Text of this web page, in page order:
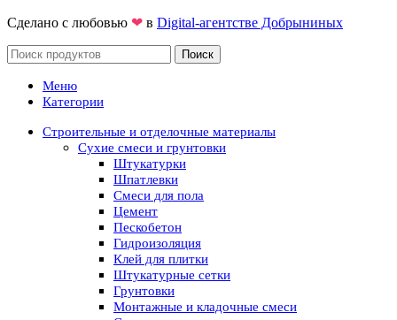
Сделано с любовью ❤ в Digital-агентстве Добрыниных
Поиск
Меню
Категории
Строительные и отделочные материалы
Сухие смеси и грунтовки
Штукатурки
Шпатлевки
Смеси для пола
Цемент
Пескобетон
Гидроизоляция
Клей для плитки
Штукатурные сетки
Грунтовки
Монтажные и кладочные смеси